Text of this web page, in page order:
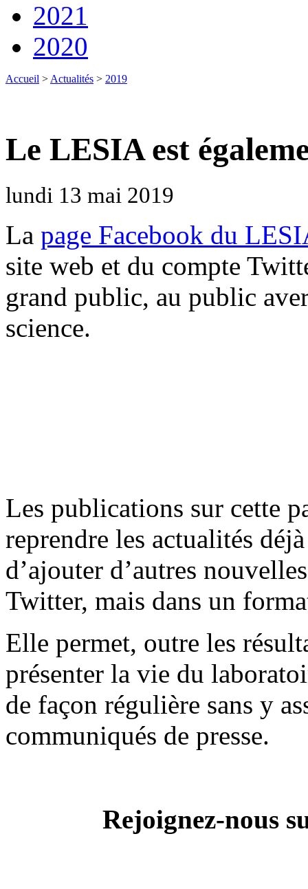
2021
2020
Accueil > Actualités > 2019
Le LESIA est
lundi 13 mai 2019
La page Facebook du
site web et du compte
grand public, au public
science.
Les publications sur cette
reprendre les actualités
d’ajouter d’autres
Twitter, mais dans un
Elle permet, outre les
présenter la vie du
de façon régulière sans y
communiqués de presse.
Rejoignez-nous